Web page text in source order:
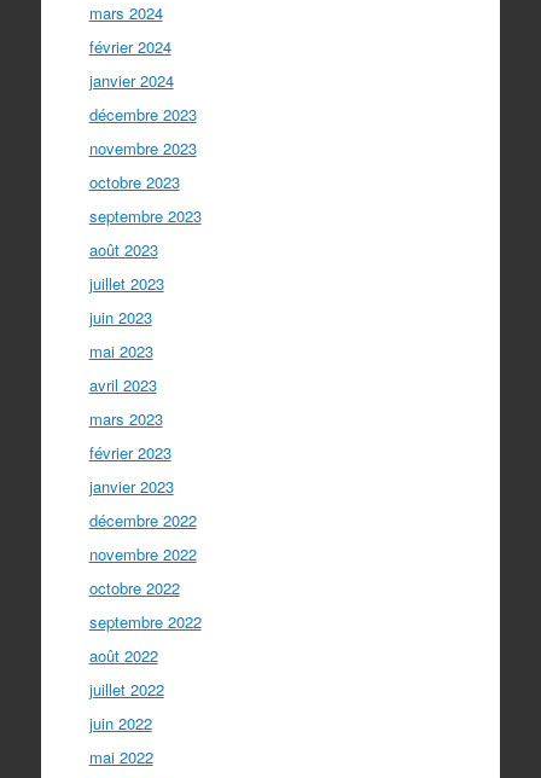
mars 2024
février 2024
janvier 2024
décembre 2023
novembre 2023
octobre 2023
septembre 2023
août 2023
juillet 2023
juin 2023
mai 2023
avril 2023
mars 2023
février 2023
janvier 2023
décembre 2022
novembre 2022
octobre 2022
septembre 2022
août 2022
juillet 2022
juin 2022
mai 2022